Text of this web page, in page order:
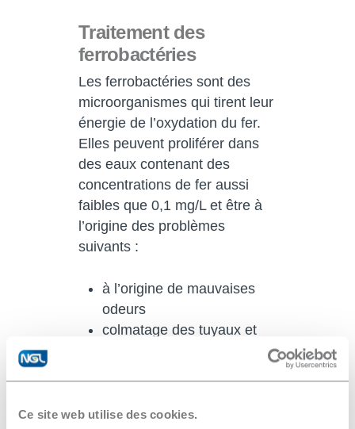
Ce site web utilise des cookies.
Traitement des
ferrobactéries
Les ferrobactéries sont des
microorganismes qui tirent leur
énergie de l’oxydation du fer.
Elles peuvent proliférer dans
des eaux contenant des
concentrations de fer aussi
faibles que 0,1 mg/L et être à
l’origine des problèmes
suivants :
à l’origine de mauvaises
odeurs
colmatage des tuyaux et
équipements par le biofilm
Le procédéAQUA4D